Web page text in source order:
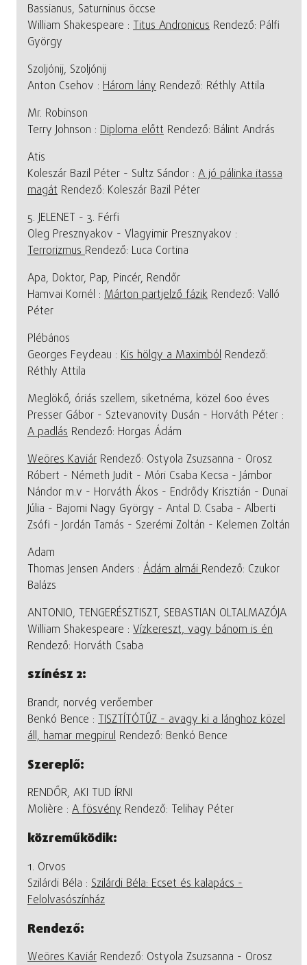
Bassianus, Saturninus öccse
William Shakespeare : Titus Andronicus Rendező: Pálfi
György
Szoljónij, Szoljónij
Anton Csehov : Három lány Rendező: Réthly Attila
Mr. Robinson
Terry Johnson : Diploma előtt Rendező: Bálint András
Atis
Koleszár Bazil Péter - Sultz Sándor : A jó pálinka itassa
magát Rendező: Koleszár Bazil Péter
5. JELENET - 3. Férfi
Oleg Presznyakov - Vlagyimir Presznyakov :
TerrorizmusRendező: Luca Cortina
Apa, Doktor, Pap, Pincér, Rendőr
Hamvai Kornél : Márton partjelző fázik Rendező: Valló
Péter
Plébános
Georges Feydeau : Kis hölgy a Maximból Rendező:
Réthly Attila
Meglökő, óriás szellem, siketnéma, közel 600 éves
Presser Gábor - Sztevanovity Dusán - Horváth Péter :
A padlás Rendező: Horgas Ádám
Weöres Kaviár Rendező: Ostyola Zsuzsanna - Orosz
Róbert - Németh Judit - Móri Csaba Kecsa - Jámbor
Nándor m.v - Horváth Ákos - Endrődy Krisztián - Dunai
Júlia - Bajomi Nagy György - Antal D. Csaba - Alberti
Zsófi - Jordán Tamás - Szerémi Zoltán - Kelemen Zoltán
Adam
Thomas Jensen Anders : Ádám almáiRendező: Czukor
Balázs
ANTONIO, TENGERÉSZTISZT, SEBASTIAN OLTALMAZÓJA
William Shakespeare : Vízkereszt, vagy bánom is én
Rendező: Horváth Csaba
színész 2:
Brandr, norvég verőember
Benkó Bence : TISZTÍTÓTŰZ - avagy ki a lánghoz közel
áll, hamar megpirul Rendező: Benkó Bence
Szereplő:
RENDŐR, AKI TUD ÍRNI
Molière : A fösvény Rendező: Telihay Péter
közreműködik:
1. Orvos
Szilárdi Béla : Szilárdi Béla: Ecset és kalapács -
Felolvasószínház
Rendező:
Weöres Kaviár Rendező: Ostyola Zsuzsanna - Orosz